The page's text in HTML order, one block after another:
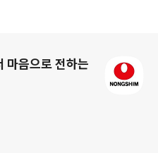
마음으로 전하는